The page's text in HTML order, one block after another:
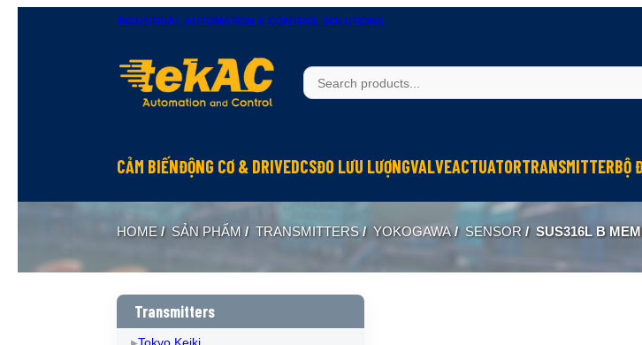
INDUSTRIAL AUTOMATION & CONTROL SOLUTIONS
CẢM BIẾNĐỘNG CƠ & DRIVEDCSĐO LƯU LƯỢNGVALVEACTUATORTRANSMITTERBỘ
HOME / SẢN PHẨM / TRANSMITTERS / YOKOGAWA / SENSOR / SUS316L B MEMBRANE
Transmitters